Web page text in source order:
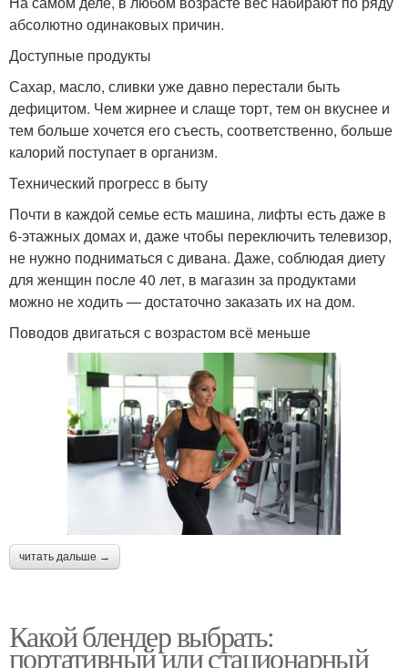
абсолютно одинаковых причин.
Доступные продукты
Сахар, масло, сливки уже давно перестали быть
дефицитом. Чем жирнее и слаще торт, тем он вкуснее и
тем больше хочется его съесть, соответственно, больше
калорий поступает в организм.
Технический прогресс в быту
Почти в каждой семье есть машина, лифты есть даже в
6-этажных домах и, даже чтобы переключить телевизор,
не нужно подниматься с дивана. Даже, соблюдая диету
для женщин после 40 лет, в магазин за продуктами
можно не ходить — достаточно заказать их на дом.
Поводов двигаться с возрастом всё меньше
читать дальше →
Какой блендер выбрать:
портативный или стационарный